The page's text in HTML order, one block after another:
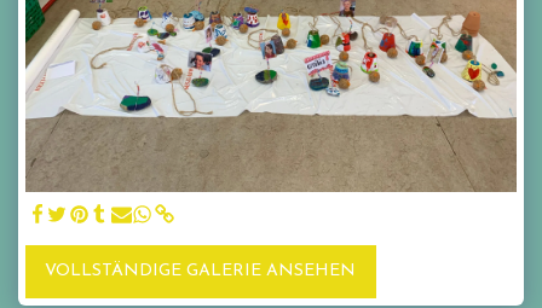
VOLLSTÄNDIGE GALERIE ANSEHEN